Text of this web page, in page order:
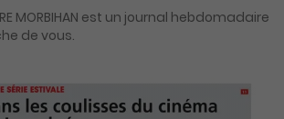
MORBIHAN est un journal hebdomadaire
de vous.